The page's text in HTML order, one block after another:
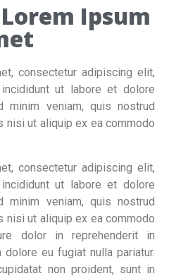
Ipsum
consectetur adipiscing elit,
ut labore et dolore
minim veniam, quis nostrud
nisi ut aliquip ex ea commodo
consectetur adipiscing elit,
ut labore et dolore
minim veniam, quis nostrud
nisi ut aliquip ex ea commodo
dolor in reprehenderit in
eu fugiat nulla pariatur.
non proident, sunt in